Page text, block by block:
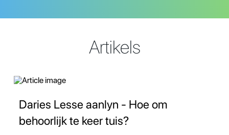
Artikels
Daries Lesse aanlyn - Hoe om
behoorlijk te keer tuis?